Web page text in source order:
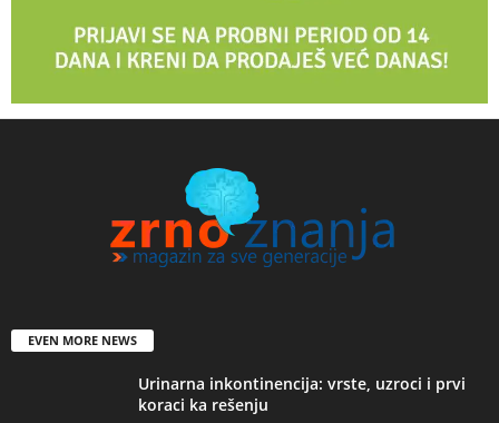
EVEN MORE NEWS
Urinarna inkontinencija: vrste, uzroci i prvi
koraci ka rešenju